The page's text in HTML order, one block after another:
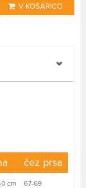
V KOŠARICO
čez prsa
cm 67-69